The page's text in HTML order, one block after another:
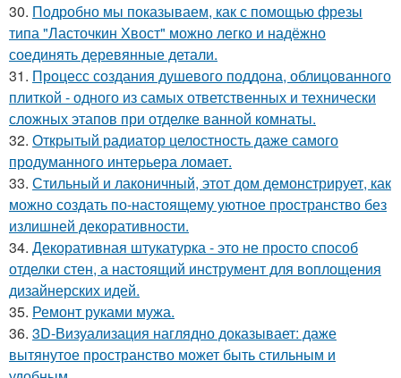
30. Подробно мы показываем, как с помощью фрезы
типа "Ласточкин Хвост" можно легко и надёжно
соединять деревянные детали.
31. Процесс создания душевого поддона, облицованного
плиткой - одного из самых ответственных и технически
сложных этапов при отделке ванной комнаты.
32. Открытый радиатор целостность даже самого
продуманного интерьера ломает.
33. Стильный и лаконичный, этот дом демонстрирует, как
можно создать по-настоящему уютное пространство без
излишней декоративности.
34. Декоративная штукатурка - это не просто способ
отделки стен, а настоящий инструмент для воплощения
дизайнерских идей.
35. Ремонт руками мужа.
36. 3D-Визуализация наглядно доказывает: даже
вытянутое пространство может быть стильным и